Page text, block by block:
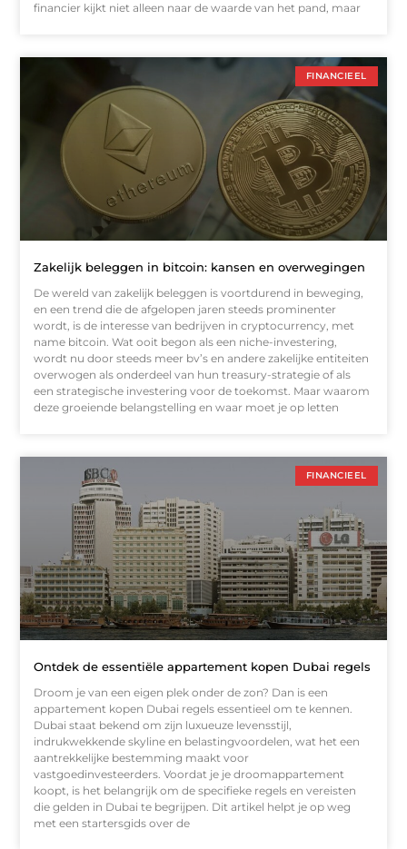
financier kijkt niet alleen naar de waarde van het pand, maar
FINANCIEEL
Zakelijk beleggen in bitcoin: kansen en overwegingen
De wereld van zakelijk beleggen is voortdurend in beweging,
en een trend die de afgelopen jaren steeds prominenter
wordt, is de interesse van bedrijven in cryptocurrency, met
name bitcoin. Wat ooit begon als een niche-investering,
wordt nu door steeds meer bv’s en andere zakelijke entiteiten
overwogen als onderdeel van hun treasury-strategie of als
een strategische investering voor de toekomst. Maar waarom
deze groeiende belangstelling en waar moet je op letten
FINANCIEEL
Ontdek de essentiële appartement kopen Dubai regels
Droom je van een eigen plek onder de zon? Dan is een
appartement kopen Dubai regels essentieel om te kennen.
Dubai staat bekend om zijn luxueuze levensstijl,
indrukwekkende skyline en belastingvoordelen, wat het een
aantrekkelijke bestemming maakt voor
vastgoedinvesteerders. Voordat je je droomappartement
koopt, is het belangrijk om de specifieke regels en vereisten
die gelden in Dubai te begrijpen. Dit artikel helpt je op weg
met een startersgids over de